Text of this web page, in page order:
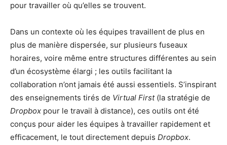
pour travailler où qu’elles se trouvent.
Dans un contexte où les équipes travaillent de plus en
plus de manière dispersée, sur plusieurs fuseaux
horaires, voire même entre structures différentes au sein
d’un écosystème élargi ; les outils facilitant la
collaboration n’ont jamais été aussi essentiels. S’inspirant
des enseignements tirés de Virtual First(la stratégie de
Dropbox pour le travail à distance), ces outils ont été
conçus pour aider les équipes à travailler rapidement et
efficacement, le tout directement depuis Dropbox.